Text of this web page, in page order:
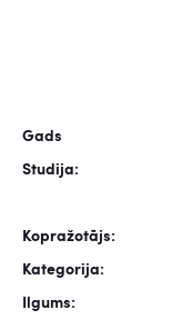
Gads
Studija:
Kopražotājs:
Kategorija:
Ilgums: